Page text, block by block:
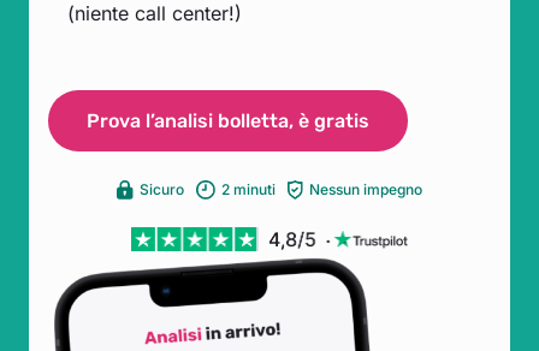
(niente call center!)
Prova l’analisi bolletta, è gratis
Sicuro 2 minuti Nessun impegno